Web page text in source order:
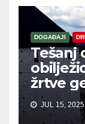
DOGAĐAJI
Tešanj
žrtve
JUL 15, 2025